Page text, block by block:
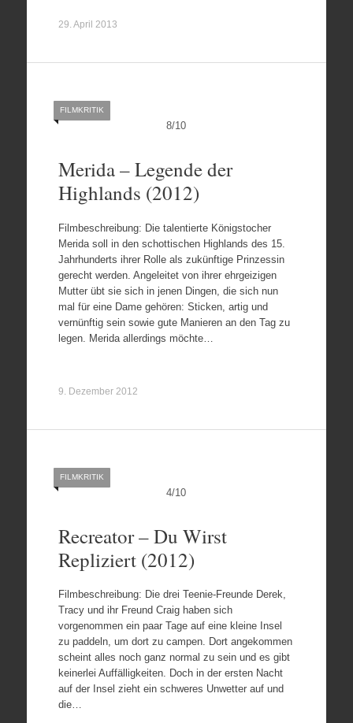
29. April 2013
8/10
FILMKRITIK
Merida – Legende der
Highlands (2012)
Filmbeschreibung: Die talentierte Königstocher
Merida soll in den schottischen Highlands des 15.
Jahrhunderts ihrer Rolle als zukünftige Prinzessin
gerecht werden. Angeleitet von ihrer ehrgeizigen
Mutter übt sie sich in jenen Dingen, die sich nun
mal für eine Dame gehören: Sticken, artig und
vernünftig sein sowie gute Manieren an den Tag zu
legen. Merida allerdings möchte…
9. Dezember 2012
4/10
FILMKRITIK
Recreator – Du Wirst
Repliziert (2012)
Filmbeschreibung: Die drei Teenie-Freunde Derek,
Tracy und ihr Freund Craig haben sich
vorgenommen ein paar Tage auf eine kleine Insel
zu paddeln, um dort zu campen. Dort angekommen
scheint alles noch ganz normal zu sein und es gibt
keinerlei Auffälligkeiten. Doch in der ersten Nacht
auf der Insel zieht ein schweres Unwetter auf und
die…